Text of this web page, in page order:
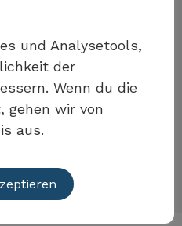
und gleiche
eine
Dies stärkt die
an der
und an
der Toolbox
und Analysetools,
der
Wenn du die
gehen wir von
aus.